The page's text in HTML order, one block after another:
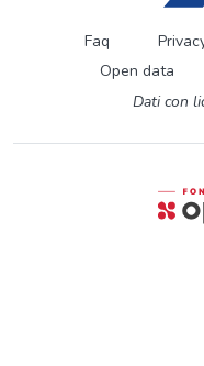
Faq
Open data
Dati con